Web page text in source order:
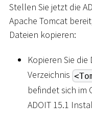
Stellen Sie jetzt die
Apache Tomcat
Dateien kopieren:
Kopieren Sie die
Verzeichnis
befindet sich im
ADOIT 15.1